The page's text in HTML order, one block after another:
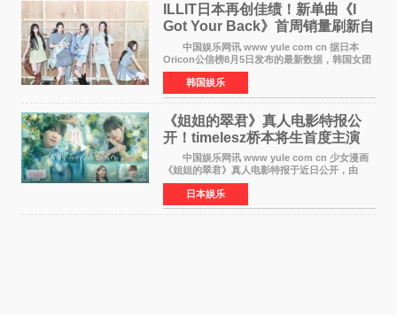
ILLIT日本再创佳绩！新单曲《I
Got Your Back》首周销量刷新自
身纪录
中国娱乐网讯 www yule com cn 据日本
Oricon公信榜8月5日发布的最新数据，韩国女团
ILLIT在日本发行的第二张单曲《I Got Your
Back》首周销量达到71,009张，成功跻身最新一
期周单曲排行
韩国娱乐
《姐姐的翠君》真人电影特报公
开！timelesz桥本将生首度主演
12月4日上映
中国娱乐网讯 www yule com cn 少女漫画
《姐姐的翠君》真人电影特报于近日公开，由
timelesz成员桥本将生担任主演，这也是他首次
担任电影主演，引发高度关注。 女高中生咲
苗翠（中岛瑠菜
日本娱乐